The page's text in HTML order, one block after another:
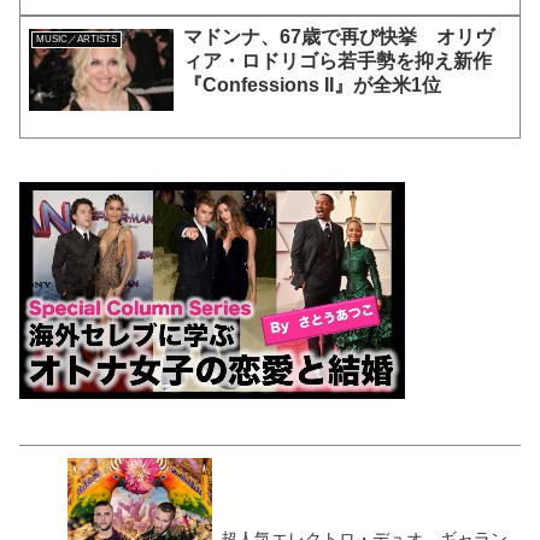
MUSIC／ARTISTS
マドンナ、67歳で再び快挙 オリヴ
ィア・ロドリゴら若手勢を抑え新作
『Confessions II』が全米1位